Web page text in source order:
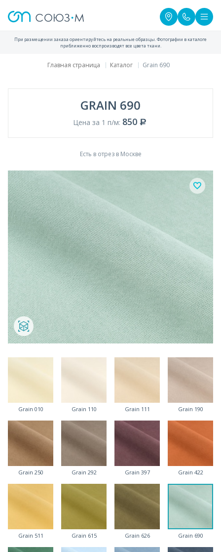
При размещении заказа ориентируйтесь на реальные образцы. Фотографии в каталоге
приближенно воспроизводят все цвета ткани.
Главная страница Каталог Grain 690
GRAIN 690
Цена за 1 п/м: 850
Есть в отрез в Москве
Grain 010 Grain 110 Grain 111 Grain 190
Grain 250 Grain 292 Grain 397 Grain 422
Grain 511 Grain 615 Grain 626 Grain 690